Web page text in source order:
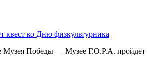
квест ко Дню физкультурника
Музея Победы — Музее Г.О.Р.А. пройдет